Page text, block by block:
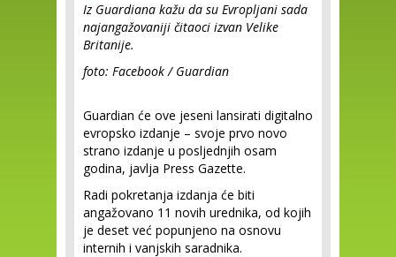
Iz Guardiana kažu da su Evropljani sada
najangažovaniji čitaoci izvan Velike
Britanije.
foto: Facebook / Guardian
Guardian će ove jeseni lansirati digitalno
evropsko izdanje – svoje prvo novo
strano izdanje u posljednjih osam
godina, javlja Press Gazette.
Radi pokretanja izdanja će biti
angažovano 11 novih urednika, od kojih
je deset već popunjeno na osnovu
internih i vanjskih saradnika.